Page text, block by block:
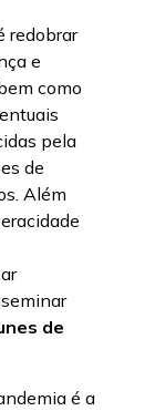
redobrar
e
como
pela
de
Além
de
é a